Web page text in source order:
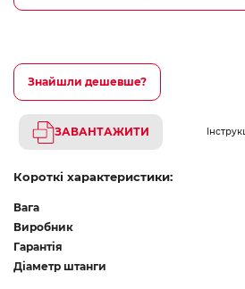
Знайшли дешевше?
ЗАВАНТАЖИТИ
Короткі характеристики:
Вага
Виробник
Гарантія
Діаметр штанги